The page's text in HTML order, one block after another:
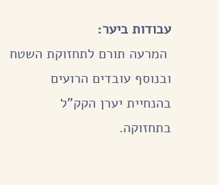
עבודות ביער:
המרעה תורם לתחזוקת השטח
ובנוסף עובדים הרועים
בהנחיית יערן הקק"ל
בתחזוקה.